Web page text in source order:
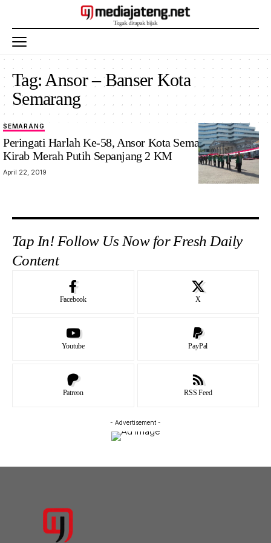
Tag: Ansor – Banser Kota
Semarang
SEMARANG
Peringati Harlah Ke-58, Ansor Kota Semarang Gelar
Kirab Merah Putih Sepanjang 2 KM
April 22, 2019
Tap In! Follow Us Now for Fresh Daily
Content
Facebook X
Youtube PayPal
Patreon RSS Feed
- Advertisement -